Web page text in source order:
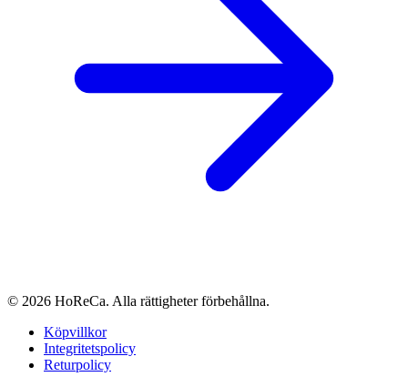
© 2026 HoReCa. Alla rättigheter förbehållna.
Köpvillkor
Integritetspolicy
Returpolicy